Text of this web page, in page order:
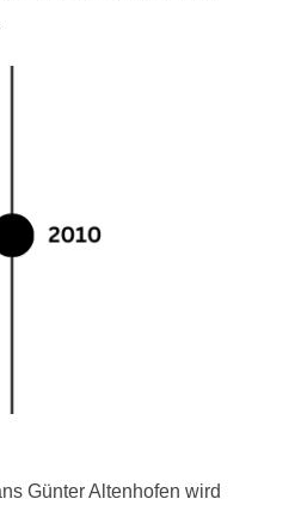
Günter Altenhofen wird